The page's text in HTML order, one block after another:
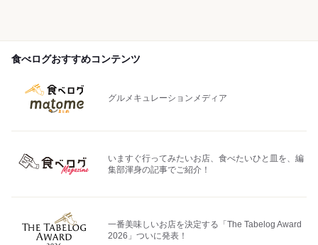
食べログおすすめコンテンツ
グルメキュレーションメディア
いますぐ行ってみたいお店、食べたいひと皿を、編
集部渾身の記事でご紹介！
一番美味しいお店を決定する「The Tabelog Award
2026」ついに発表！